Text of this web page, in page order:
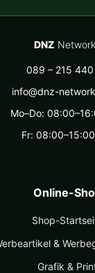
DNZ
089 – 215
info@dnz-
Mo–Do:
Fr:
Online-
Shop-
&
Grafik &